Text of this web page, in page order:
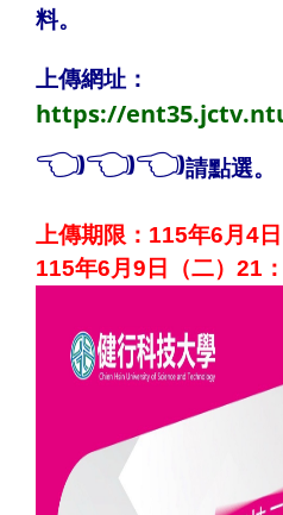
料。
上傳網址：
https://
👈👈👈請點選。
上傳期限：115年6月4
115年6月9日（二）21：